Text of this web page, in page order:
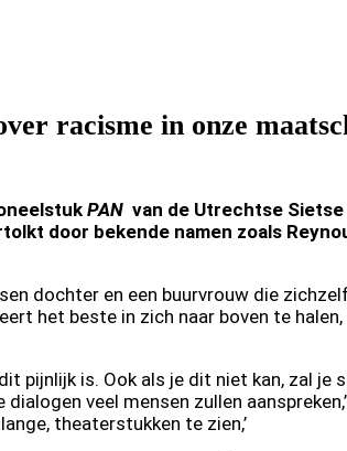
racisme in onze
PAN van de Utrechtse
door bekende namen zoals
dochter en een buurvrouw die
het beste in zich naar boven te
is. Ook als je dit niet kan, zal je
veel mensen zullen
theaterstukken te zien,’